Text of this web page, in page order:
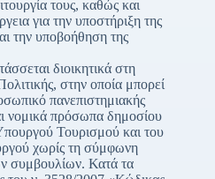
τους, καθώς και
για την υποστήριξη της
την υποβοήθηση της
διοικητικά στη
στην οποία μπορεί
πανεπιστημιακής
νομικά πρόσωπα δημοσίου
Τουρισμού και του
χωρίς τη σύμφωνη
συμβουλίων. Κατά τα